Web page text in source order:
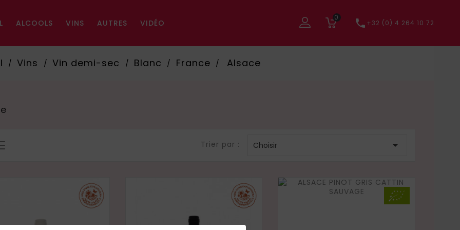
ALCOOLS VINS AUTRES VIDÉO
0  +32 (0) 4 264 10 72
Vins Vin demi-sec Blanc France Alsace
Trier par : Choisir 